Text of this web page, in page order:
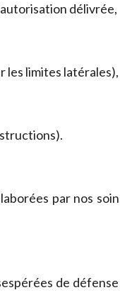
délivrée,
les limites latérales),
par nos
de